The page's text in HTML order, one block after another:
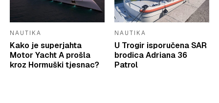
NAUTIKA
Kako je superjahta
Motor Yacht A prošla
kroz Hormuški tjesnac?
NAUTIKA
U Trogir isporučena SAR
brodica Adriana 36
Patrol